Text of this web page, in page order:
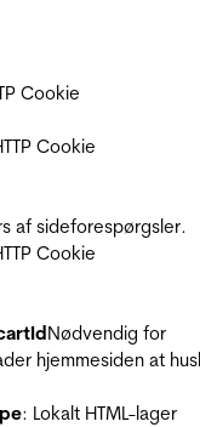
Cookie
Cookie
af sideforespørgsler.
Cookie
Nødvendig for
hjemmesiden at
: Lokalt HTML-lager